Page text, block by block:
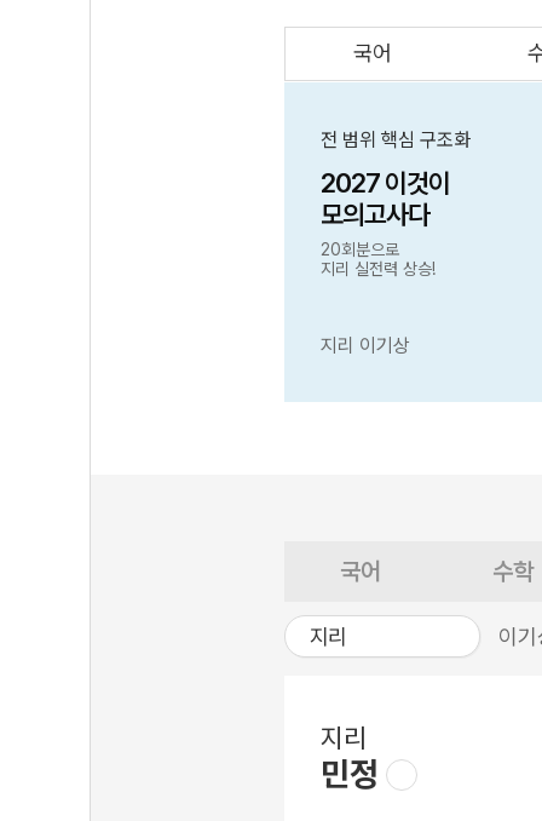
국어
전 범위 핵심 구조화
2027 이것이
모의고사다
20회분으로
지리 실전력 상승!
지리 이기상
국어 수학
지리 이기
지리
민정